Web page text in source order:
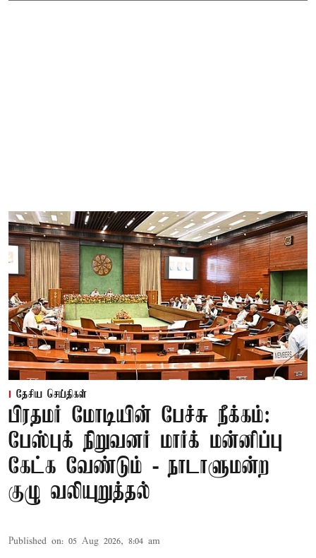
தேசிய செய்திகள்
பிரதமர் மோடியின் பேச்சு நீக்கம்:
பேஸ்புக் நிறுவனர் மார்க் மன்னிப்பு
கேட்க வேண்டும் - நாடாளுமன்ற
குழு வலியுறுத்தல்
Published on: 05 Aug 2026, 8:04 am